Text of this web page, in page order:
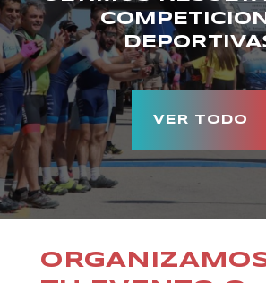
VER TODO